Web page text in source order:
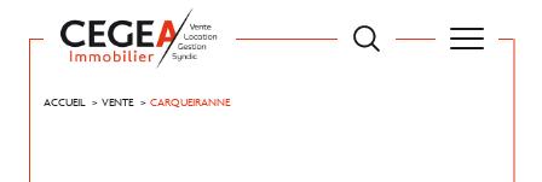
ACCUEIL VENTE CARQUEIRANNE